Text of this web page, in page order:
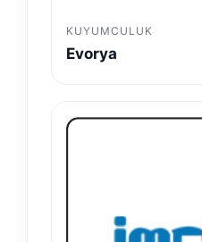
KUYUMCULUK
Evorya